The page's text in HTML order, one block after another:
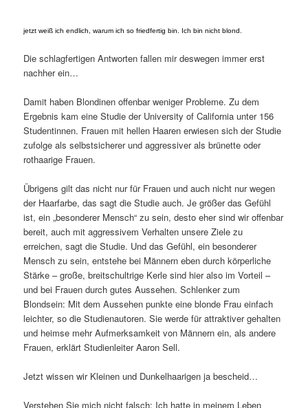
jetzt weiß ich endlich, warum ich so friedfertig bin. Ich bin nicht blond.
Die schlagfertigen Antworten fallen mir deswegen immer erst
nachher ein…
Damit haben Blondinen offenbar weniger Probleme. Zu dem
Ergebnis kam eine Studie der University of California unter 156
Studentinnen. Frauen mit hellen Haaren erwiesen sich der Studie
zufolge als selbstsicherer und aggressiver als brünette oder
rothaarige Frauen.
Übrigens gilt das nicht nur für Frauen und auch nicht nur wegen
der Haarfarbe, das sagt die Studie auch. Je größer das Gefühl
ist, ein „besonderer Mensch“ zu sein, desto eher sind wir offenbar
bereit, auch mit aggressivem Verhalten unsere Ziele zu
erreichen, sagt die Studie. Und das Gefühl, ein besonderer
Mensch zu sein, entstehe bei Männern eben durch körperliche
Stärke – große, breitschultrige Kerle sind hier also im Vorteil –
und bei Frauen durch gutes Aussehen. Schlenker zum
Blondsein: Mit dem Aussehen punkte eine blonde Frau einfach
leichter, so die Studienautoren. Sie werde für attraktiver gehalten
und heimse mehr Aufmerksamkeit von Männern ein, als andere
Frauen, erklärt Studienleiter Aaron Sell.
Jetzt wissen wir Kleinen und Dunkelhaarigen ja bescheid…
Verstehen Sie mich nicht falsch: Ich hatte in meinem Leben